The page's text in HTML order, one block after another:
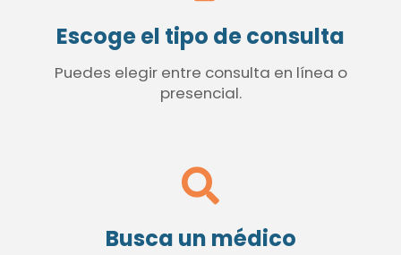
Escoge el tipo de consulta
Puedes elegir entre consulta en línea o
presencial.
Busca un médico